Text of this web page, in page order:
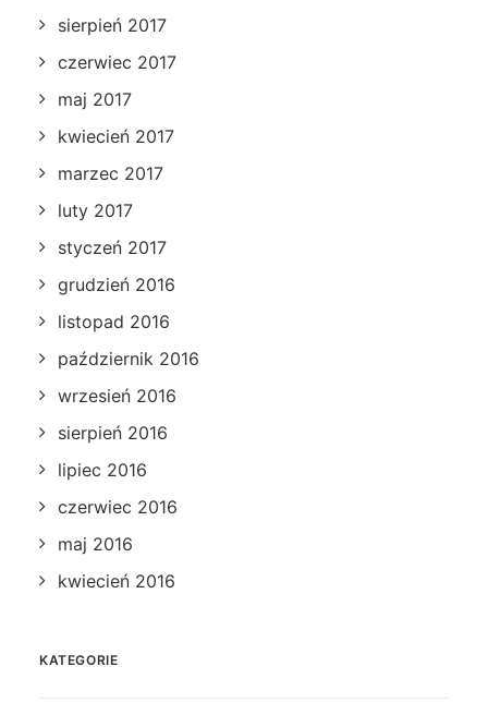
sierpień 2017
czerwiec 2017
maj 2017
kwiecień 2017
marzec 2017
luty 2017
styczeń 2017
grudzień 2016
listopad 2016
październik 2016
wrzesień 2016
sierpień 2016
lipiec 2016
czerwiec 2016
maj 2016
kwiecień 2016
KATEGORIE